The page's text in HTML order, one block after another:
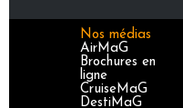
Nos médias
AirMaG
Brochures en
ligne
CruiseMaG
DestiMaG